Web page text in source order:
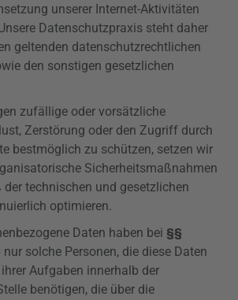
unserer Internet-Aktivitäten
Datenschutzpraxis steht daher
geltenden datenschutzrechtlichen
den sonstigen gesetzlichen
zufällige oder vorsätzliche
Zerstörung oder den Zugriff durch
bestmöglich zu schützen, setzen wir
Sicherheitsmaßnahmen
der technischen und gesetzlichen
optimieren.
Daten haben bei §§
nur solche Personen, die diese Daten
Aufgaben innerhalb der
benötigen, die über die